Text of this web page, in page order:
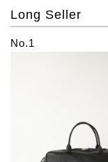
Long Seller
No.1